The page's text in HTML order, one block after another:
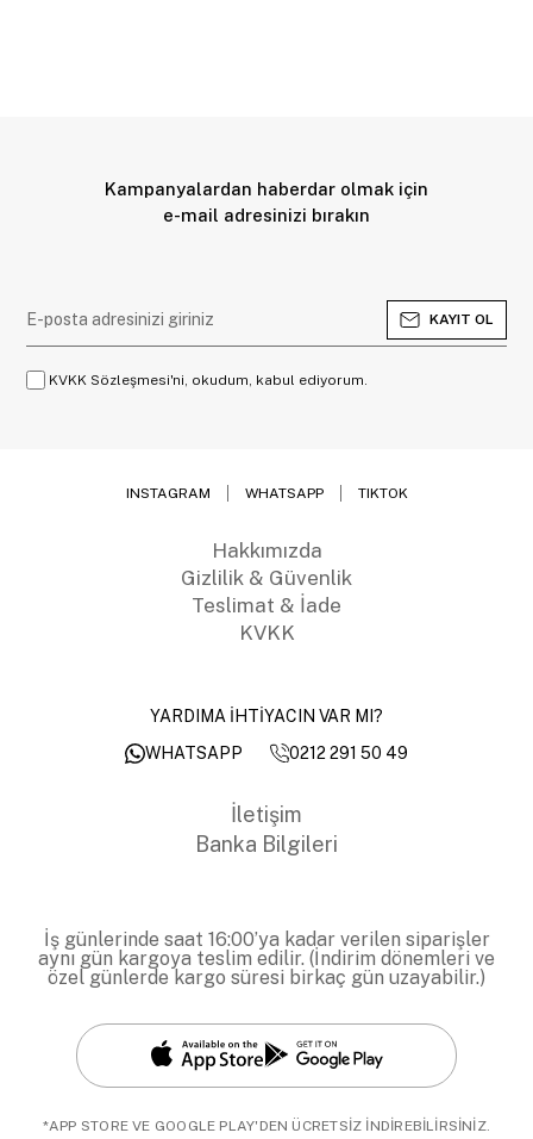
Kampanyalardan haberdar olmak için
e-mail adresinizi bırakın
KAYIT OL
KVKK Sözleşmesi'ni, okudum, kabul ediyorum.
INSTAGRAM WHATSAPP TIKTOK
Hakkımızda
Gizlilik & Güvenlik
Teslimat & İade
KVKK
YARDIMA İHTİYACIN VAR MI?
WHATSAPP
0212 291 50 49
İletişim
Banka Bilgileri
İş günlerinde saat 16:00’ya kadar verilen siparişler
aynı gün kargoya teslim edilir. (İndirim dönemleri ve
özel günlerde kargo süresi birkaç gün uzayabilir.)
*APP STORE VE GOOGLE PLAY'DEN ÜCRETSİZ İNDİREBİLİRSİNİZ.